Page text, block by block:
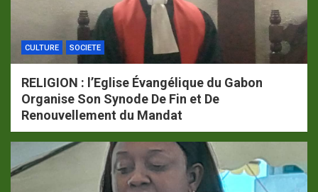
CULTURE SOCIETE
RELIGION : l’Eglise Évangélique du Gabon
Organise Son Synode De Fin et De
Renouvellement du Mandat